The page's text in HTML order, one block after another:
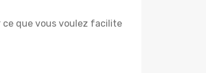
ce que vous voulez facilite